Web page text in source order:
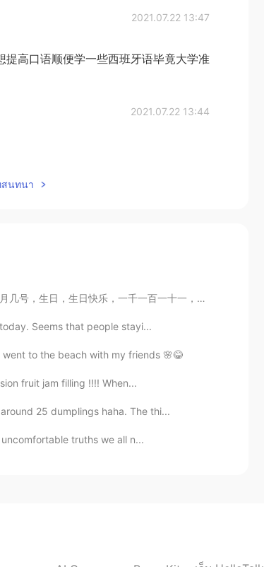
2021.07.22 13:47
高口语顺便学一些西班牙语毕竟大学准
2021.07.22 13:44
2021.07.22 13:42
สนทนา
一，几点！七夕节快乐！ Here are some beautiful paintings. E...
Seems that people stayi...
to the beach with my friends 🌸😂
fruit jam filling !!!! When...
25 dumplings haha. The thi...
truths we all n...